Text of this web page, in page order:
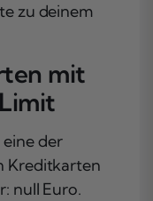
zu deinem
mit
eine der
Kreditkarten
null Euro.